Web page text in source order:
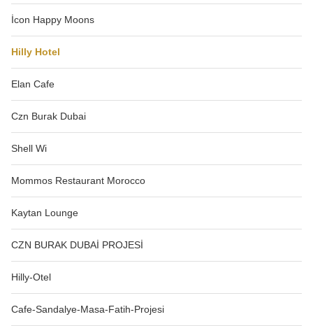
İcon Happy Moons
Hilly Hotel
Elan Cafe
Czn Burak Dubai
Shell Wi
Mommos Restaurant Morocco
Kaytan Lounge
CZN BURAK DUBAİ PROJESİ
Hilly-Otel
Cafe-Sandalye-Masa-Fatih-Projesi